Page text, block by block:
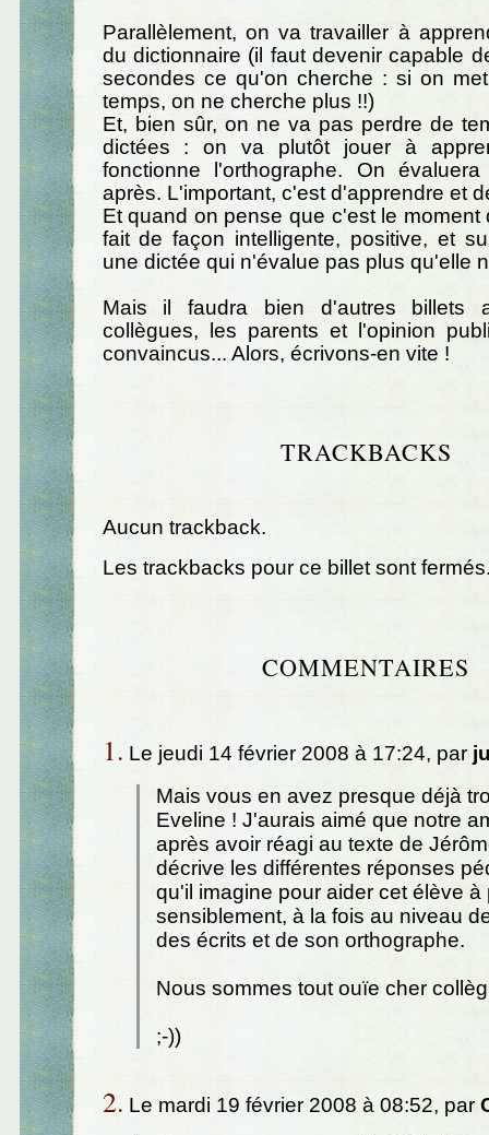
Parallèlement, on va travailler à
du dictionnaire (il faut devenir capable
secondes ce qu'on cherche : si on
temps, on ne cherche plus !!)
Et, bien sûr, on ne va pas perdre de
dictées : on va plutôt jouer à
fonctionne l'orthographe. On
après. L'important, c'est d'apprendre et
Et quand on pense que c'est le moment
fait de façon intelligente, positive, et
une dictée qui n'évalue pas plus qu'elle
Mais il faudra bien d'autres billets
collègues, les parents et l'opinion
convaincus... Alors, écrivons-en vite !
TRACKBACKS
Aucun trackback.
Les trackbacks pour ce billet sont
COMMENTAIRES
1. Le jeudi 14 février 2008 à 17:24, par
Mais vous en avez presque déjà
Eveline ! J'aurais aimé que notre
après avoir réagi au texte de
décrive les différentes réponses
qu'il imagine pour aider cet élève à
sensiblement, à la fois au niveau
des écrits et de son orthographe.
Nous sommes tout ouïe cher
;-))
2. Le mardi 19 février 2008 à 08:52, par